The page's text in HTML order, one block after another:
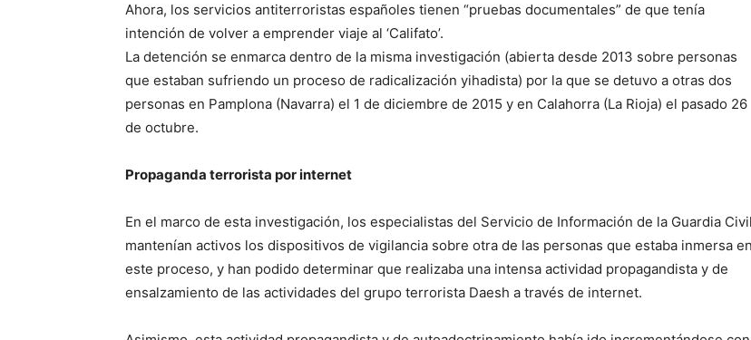
Ahora, los servicios antiterroristas españoles tienen “pruebas documentales” de que tenía
intención de volver a emprender viaje al ‘Califato’.
La detención se enmarca dentro de la misma investigación (abierta desde 2013 sobre personas
que estaban sufriendo un proceso de radicalización yihadista) por la que se detuvo a otras dos
personas en Pamplona (Navarra) el 1 de diciembre de 2015 y en Calahorra (La Rioja) el pasado 26
de octubre.
Propaganda terrorista por internet
En el marco de esta investigación, los especialistas del Servicio de Información de la Guardia Civil
mantenían activos los dispositivos de vigilancia sobre otra de las personas que estaba inmersa en
este proceso, y han podido determinar que realizaba una intensa actividad propagandista y de
ensalzamiento de las actividades del grupo terrorista Daesh a través de internet.